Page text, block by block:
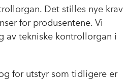
Det stilles nye krav
for produsentene. Vi
av tekniske kontrollorgan i
for utstyr som tidligere er